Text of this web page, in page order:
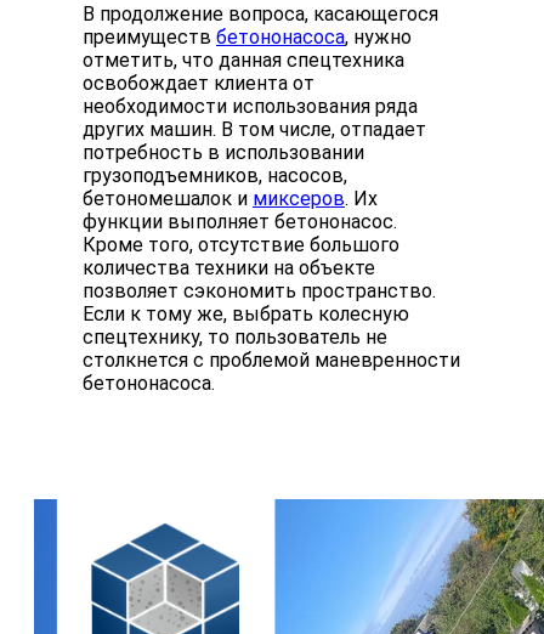
В продолжение вопроса, касающегося
преимуществ бетононасоса, нужно
отметить, что данная спецтехника
освобождает клиента от
необходимости использования ряда
других машин. В том числе, отпадает
потребность в использовании
грузоподъемников, насосов,
бетономешалок и миксеров. Их
функции выполняет бетононасос.
Кроме того, отсутствие большого
количества техники на объекте
позволяет сэкономить пространство.
Если к тому же, выбрать колесную
спецтехнику, то пользователь не
столкнется с проблемой маневренности
бетононасоса.